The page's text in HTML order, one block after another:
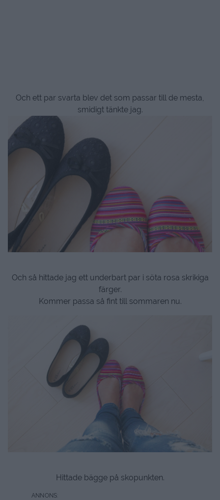
Och ett par svarta blev det som passar till de mesta,
smidigt tänkte jag.
Och så hittade jag ett underbart par i söta rosa skrikiga
färger.
Kommer passa så fint till sommaren nu.
Hittade bägge på skopunkten.